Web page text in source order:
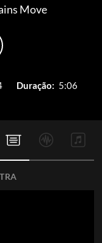
Move
Duração: 5:06